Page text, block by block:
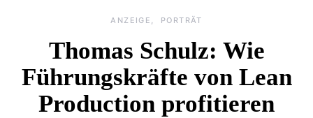
ANZEIGE PORTRÄT
Thomas Schulz: Wie
Führungskräfte von Lean
Production profitieren